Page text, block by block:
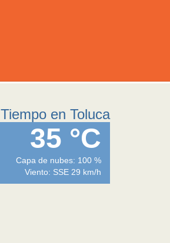
Tiempo en Toluca
35 °C
Capa de nubes: 100 %
Viento: SSE 29 km/h